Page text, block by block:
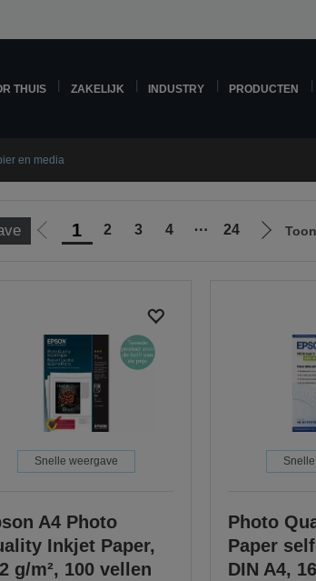
THUIS ZAKELIJK INDUSTRY PRODUCTEN
en media
Ga 1 2 3 4 ⋯ 24
Ga
Snelle weergave
A4 Photo
Inkjet Paper,
g/m², 100 vellen
Photo
Paper
DIN A4,